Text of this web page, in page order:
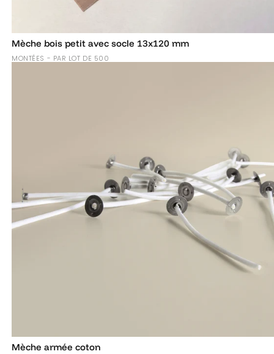
Mèche bois petit avec socle 13x120 mm
MONTÉES - PAR LOT DE 500
Mèche armée coton